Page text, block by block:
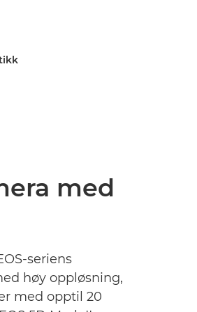
med
seriens
høy oppløsning,
med opptil 20